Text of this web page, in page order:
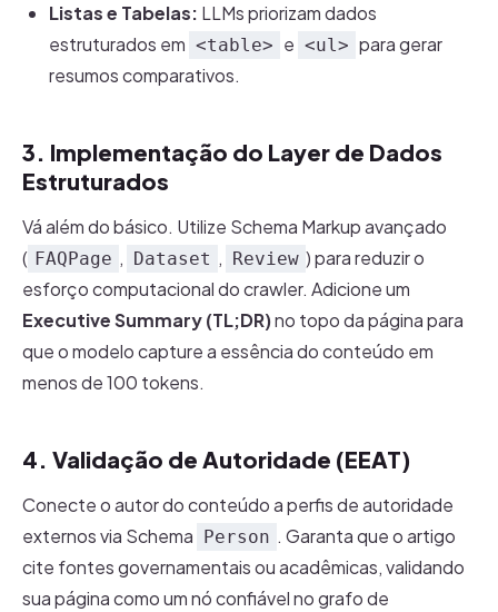
Listas e Tabelas: LLMs priorizam dados
estruturados em <table> e <ul> para gerar
resumos comparativos.
3. Implementação do Layer de Dados
Estruturados
Vá além do básico. Utilize Schema Markup avançado
( FAQPage , Dataset , Review ) para reduzir o
esforço computacional do crawler. Adicione um
Executive Summary (TL;DR)no topo da página para
que o modelo capture a essência do conteúdo em
menos de 100 tokens.
4. Validação de Autoridade (EEAT)
Conecte o autor do conteúdo a perfis de autoridade
externos via Schema
Person . Garanta que o artigo
cite fontes governamentais ou acadêmicas, validando
sua página como um nó confiável no grafo de